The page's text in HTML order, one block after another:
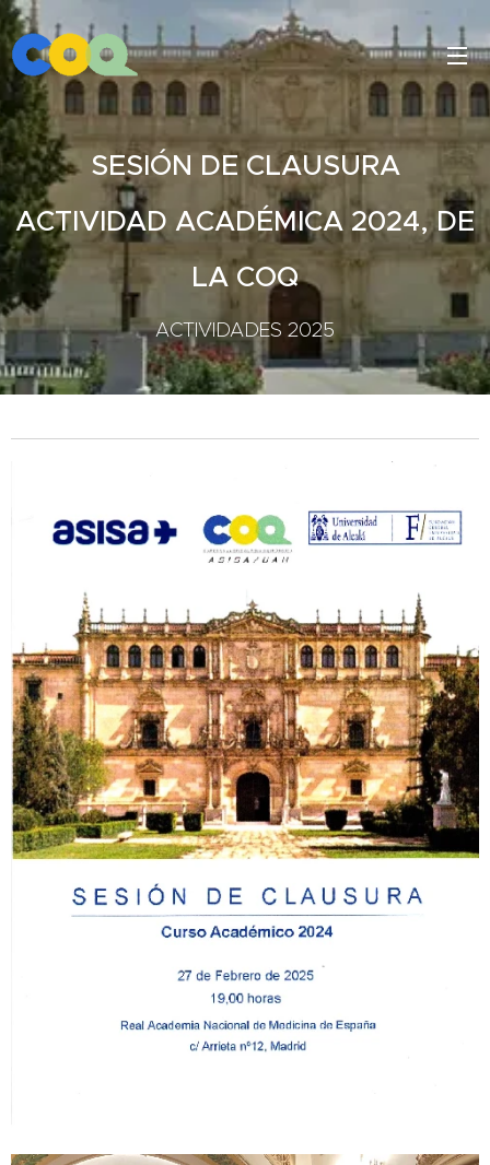
SESIÓN DE CLAUSURA
ACTIVIDAD ACADÉMICA 2024, DE
LA COQ
ACTIVIDADES 2025